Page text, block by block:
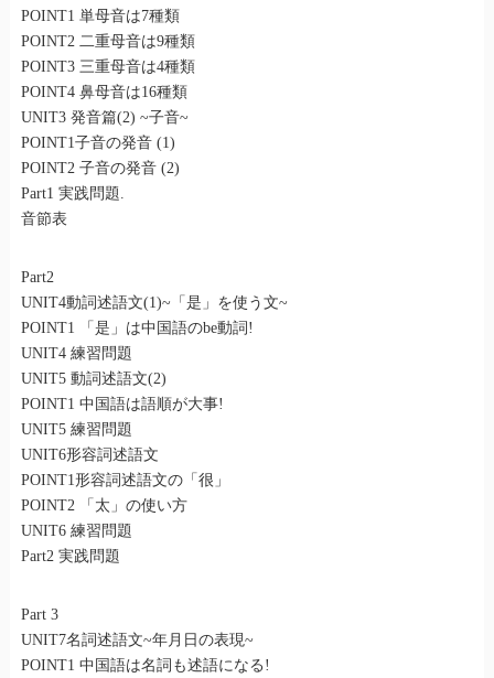
POINT1 単母音は7種類
POINT2 二重母音は9種類
POINT3 三重母音は4種類
POINT4 鼻母音は16種類
UNIT3 発音篇(2) ~子音~
POINT1子音の発音 (1)
POINT2 子音の発音 (2)
Part1 実践問題.
音節表
Part2
UNIT4動詞述語文(1)~「是」を使う文~
POINT1 「是」は中国語のbe動詞!
UNIT4 練習問題
UNIT5 動詞述語文(2)
POINT1 中国語は語順が大事!
UNIT5 練習問題
UNIT6形容詞述語文
POINT1形容詞述語文の「很」
POINT2 「太」の使い方
UNIT6 練習問題
Part2 実践問題
Part 3
UNIT7名詞述語文~年月日の表現~
POINT1 中国語は名詞も述語になる!